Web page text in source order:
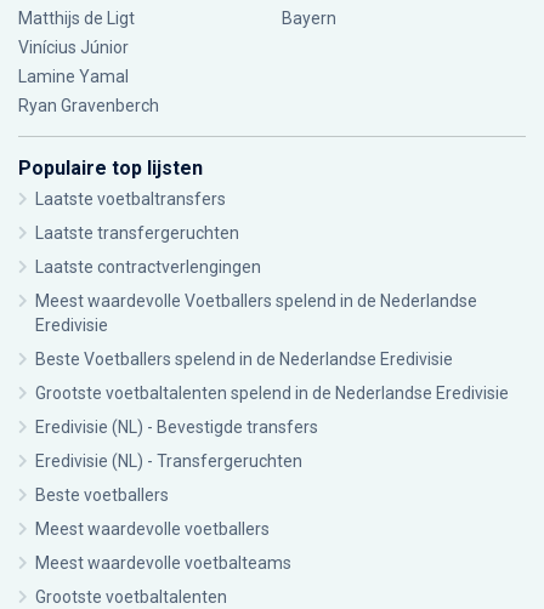
Matthijs de Ligt
Vinícius Júnior
Lamine Yamal
Ryan Gravenberch
Bayern
Populaire top lijsten
Laatste voetbaltransfers
Laatste transfergeruchten
Laatste contractverlengingen
Meest waardevolle Voetballers spelend in de Nederlandse
Eredivisie
Beste Voetballers spelend in de Nederlandse Eredivisie
Grootste voetbaltalenten spelend in de Nederlandse Eredivisie
Eredivisie (NL) - Bevestigde transfers
Eredivisie (NL) - Transfergeruchten
Beste voetballers
Meest waardevolle voetballers
Meest waardevolle voetbalteams
Grootste voetbaltalenten